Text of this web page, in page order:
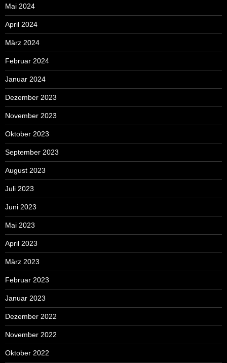
Mai 2024
April 2024
März 2024
Februar 2024
Januar 2024
Dezember 2023
November 2023
Oktober 2023
September 2023
August 2023
Juli 2023
Juni 2023
Mai 2023
April 2023
März 2023
Februar 2023
Januar 2023
Dezember 2022
November 2022
Oktober 2022